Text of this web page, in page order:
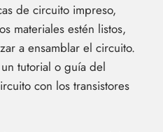
de circuito impreso,
materiales estén listos,
a ensamblar el circuito.
tutorial o guía del
con los transistores